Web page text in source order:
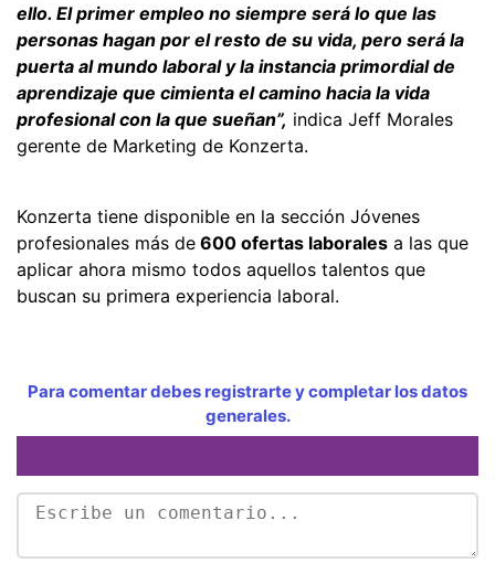
ello. El primer empleo no siempre será lo que las
personas hagan por el resto de su vida, pero será la
puerta al mundo laboral y la instancia primordial de
aprendizaje que cimienta el camino hacia la vida
profesional con la que sueñan”, indica Jeff Morales
gerente de Marketing de Konzerta.
Konzerta tiene disponible en la sección Jóvenes
profesionales más de 600 ofertas laborales a las que
aplicar ahora mismo todos aquellos talentos que
buscan su primera experiencia laboral.
Para comentar debes registrarte y completar los datos
generales.